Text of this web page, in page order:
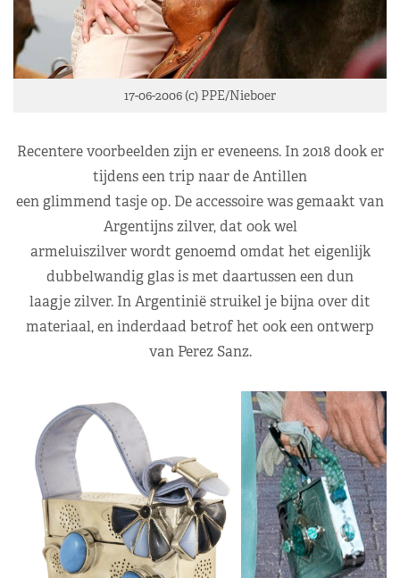
17-06-2006 (c) PPE/Nieboer
Recentere voorbeelden zijn er eveneens. In 2018 dook er
tijdens een trip naar de Antillen
een glimmend tasje op. De accessoire was gemaakt van
Argentijns zilver, dat ook wel
armeluiszilver wordt genoemd omdat het eigenlijk
dubbelwandig glas is met daartussen een dun
laagje zilver. In Argentinië struikel je bijna over dit
materiaal, en inderdaad betrof het ook een ontwerp
van Perez Sanz.